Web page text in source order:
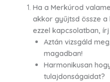
Ha a Merkúrod
akkor gyűjtsd össze
ezzel kapcsolatban,
Aztán vizsgáld
magadban!
Harmonikusan
tulajdonságaidat?